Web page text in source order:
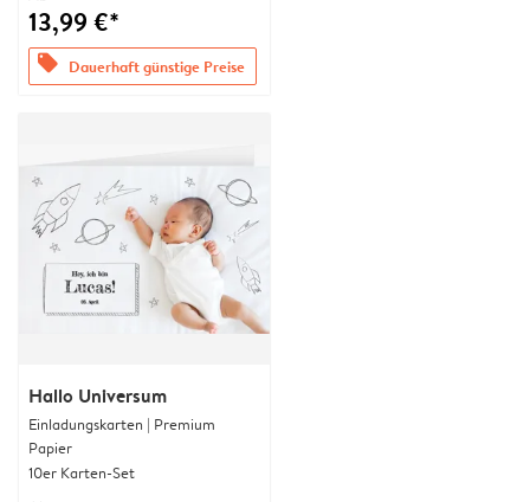
13,99 €*
offers Dauerhaft günstige Preise
Hallo Universum
Einladungskarten | Premium
Papier
10er Karten-Set